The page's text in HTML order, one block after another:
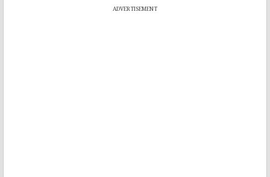
ADVERTISEMENT